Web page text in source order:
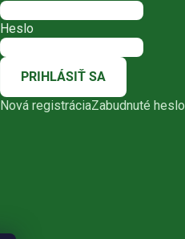
Heslo
PRIHLÁSIŤ SA
Nová registráciaZabudnuté heslo